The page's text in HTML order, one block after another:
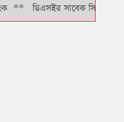
ডিএসইর সাবেক সিআরও খাইরুল